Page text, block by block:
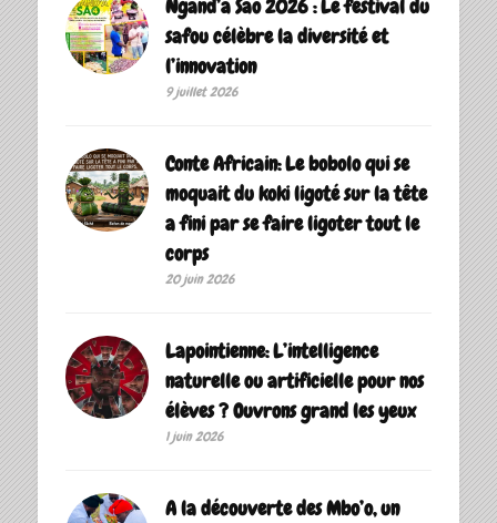
Ngand’a Sao 2026 : Le festival du
safou célèbre la diversité et
l’innovation
9 juillet 2026
Conte Africain: Le bobolo qui se
moquait du koki ligoté sur la tête
a fini par se faire ligoter tout le
corps
20 juin 2026
Lapointienne: L’intelligence
naturelle ou artificielle pour nos
élèves ? Ouvrons grand les yeux
1 juin 2026
A la découverte des Mbo’o, un